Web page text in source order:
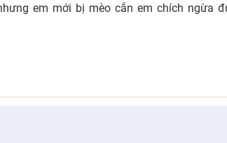
em mới bị mèo cắn em chích ngừa